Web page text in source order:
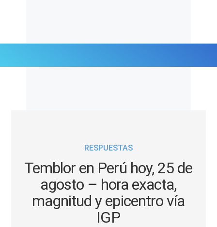
Tendencias Mix
RESPUESTAS
Temblor en Perú hoy, 25 de
agosto – hora exacta,
magnitud y epicentro vía
IGP